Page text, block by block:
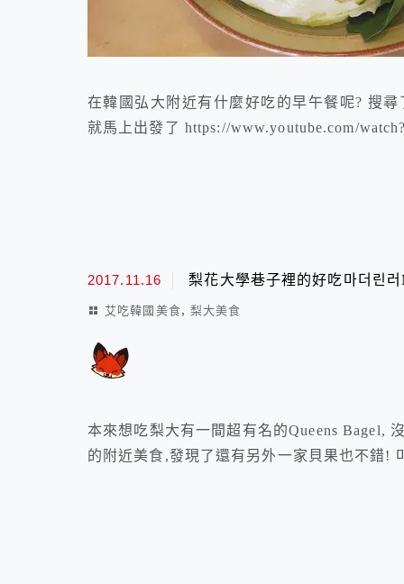
在韓國弘大附近有什麼好吃的早午餐呢? 搜
就馬上出發了 https://www.youtube.com/
2017.11.16 梨花大學巷子裡的好吃마더린
艾吃韓國美食,梨大美食
本來想吃梨大有一間超有名的Queens Bagel,
的附近美食,發現了還有另外一家貝果也不錯!